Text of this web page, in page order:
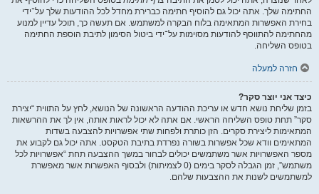
החתימה שלך. אתה יכול גם להוסיף חתימה כברירת מחדל לכל ההודעות שלך על־ידי
בחירת האפשרות המתאימה בלוח הבקרה למשתמש. אם תעשה כך, תוכל עדיין למנוע
מהחתימה להתווסף להודעות מסוימות על־ידי ביטול הסימון לתיבת הוספת החתימה
בטופס השליחה.
חזרה למעלה
כיצד אני יוצר סקר?
בזמן שליחת נושא חדש או עריכת ההודעה הראשונה של הנושא, לחץ על התווית “יצירת
סקר” תחת טופס השליחה הראשי. אם אתה לא יכול לראות אותה, אין לך את ההרשאות
המתאימות ליצירת סקרים. הזן כותרת ולפחות שתי אפשרויות להצבעה בשדות
המתאימים וודא שכל אפשרות בשורה נפרדת בתיבת הטקסט. אתה יכול גם לקבוע את
מספר האפשרויות אשר משתמשים יכולים לבחור במשך ההצבעה תחת “אפשרויות לכל
משתמש”, זמן הגבלה לסקר בימים (0 לצמיתות) ולבסוף האפשרות אשר מאפשרת
למשתמשים לשנות את ההצבעות שלהם.